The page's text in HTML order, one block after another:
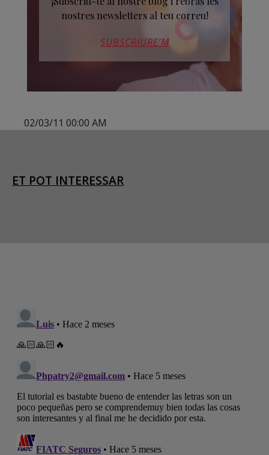
nostres newsletters al teu correu!
SUBSCRIURE’M
02/03/11 00:00 AM
ET POT INTERESSAR